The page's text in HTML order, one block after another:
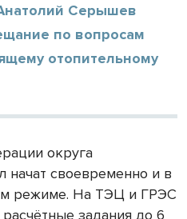
Серышев
по вопросам
отопительному
округа
начат своевременно и в
режиме. На ТЭЦ и ГРЭС
задания до 6